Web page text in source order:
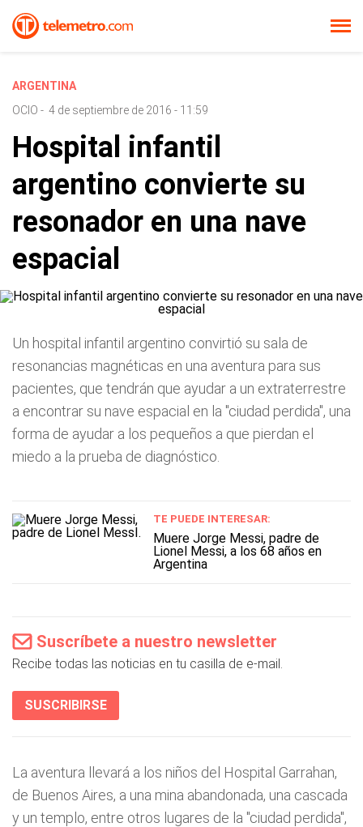
ARGENTINA
OCIO - 4 de septiembre de 2016 - 11:59
Hospital infantil
argentino convierte su
resonador en una nave
espacial
Un hospital infantil argentino convirtió su sala de
resonancias magnéticas en una aventura para sus
pacientes, que tendrán que ayudar a un extraterrestre
a encontrar su nave espacial en la "ciudad perdida", una
forma de ayudar a los pequeños a que pierdan el
miedo a la prueba de diagnóstico.
TE PUEDE INTERESAR:
Muere Jorge Messi, padre de
Lionel Messi, a los 68 años en
Argentina
Suscríbete a nuestro newsletter
Recibe todas las noticias en tu casilla de e-mail.
SUSCRIBIRSE
La aventura llevará a los niños del Hospital Garrahan,
de Buenos Aires, a una mina abandonada, una cascada
y un templo, entre otros lugares de la "ciudad perdida",